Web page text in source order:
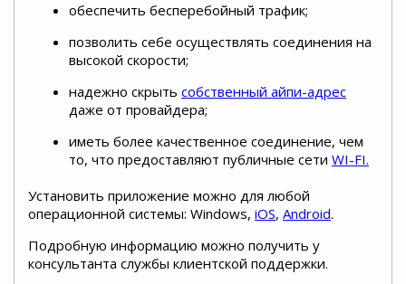
обеспечить бесперебойный трафик;
позволить себе осуществлять соединения на
высокой скорости;
надежно скрыть собственный айпи-адрес
даже от провайдера;
иметь более качественное соединение, чем
то, что предоставляют публичные сети WI-FI.
Установить приложение можно для любой
операционной системы: Windows, iOS, Android.
Подробную информацию можно получить у
консультанта службы клиентской поддержки.